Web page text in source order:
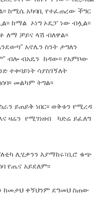
ከሚሴ አካባቢ የተፈጠረው ችግር
ከማል ኦነግ ኦዴፓ ነው ብሏል፡፡
ቻይና ላሽ ብለዋል፡፡
አኖሌን ስንት ታግለን
ብሎ ብአዴን ከዳው፡፡ የአምቦው
ተቀባይነት ሳያስገኝለት
መልካም ትግል፡፡
ይጠይቅ ነበር፡፡ ወቅቱን የሚረዳ
ዛሬን የሚገነዘብ ካድሬ ይፈለግ
ሊሂቃንን እያማከሩ፣ቢሮ ቁጭ
የጤና አይደለም፡፡
ከመታህ ቀኝህንም ደግመህ ስጠው